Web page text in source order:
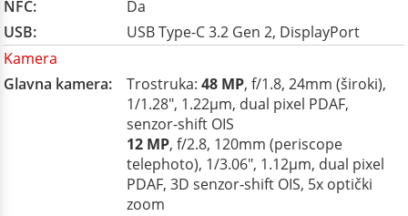
NFC:
Da
USB:
USB Type-C 3.2 Gen 2, DisplayPort
Kamera
Glavna kamera:
Trostruka: 48 MP, f/1.8, 24mm (široki),
1/1.28", 1.22µm, dual pixel PDAF,
senzor-shift OIS
12 MP, f/2.8, 120mm (periscope
telephoto), 1/3.06", 1.12µm, dual pixel
PDAF, 3D senzor‑shift OIS, 5x optički
zoom